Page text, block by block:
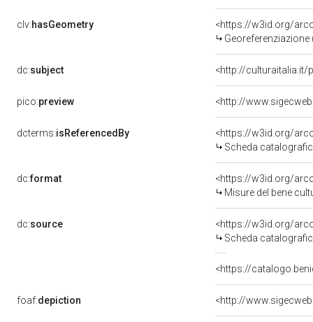
clv:hasGeometry
<https://w3id.org/
dc:subject <http://
pico:preview
dcterms:isReferencedBy
<https://w3id.org/
Scheda
dc:format
<https://w3id.org/
Misure del bene
dc:source
<https://w3id.org/
Scheda
<https://
foaf:depiction